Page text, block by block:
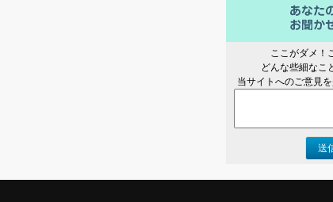
ここがダメ！
どんな些細なこ
当サイトへのご意見
送